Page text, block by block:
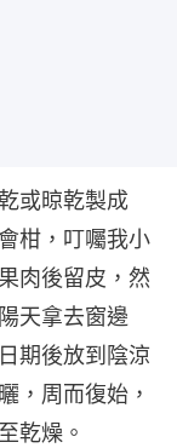
或晾乾製成
柑，叮囑我小
肉後留皮，然
天拿去窗邊
期後放到陰涼
，周而復始，
乾燥。